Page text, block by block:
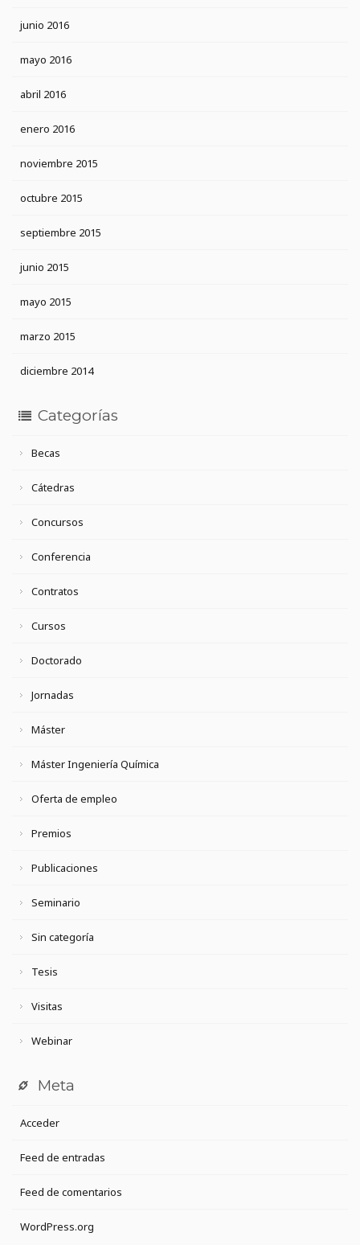
junio 2016
mayo 2016
abril 2016
enero 2016
noviembre 2015
octubre 2015
septiembre 2015
junio 2015
mayo 2015
marzo 2015
diciembre 2014
Categorías
Becas
Cátedras
Concursos
Conferencia
Contratos
Cursos
Doctorado
Jornadas
Máster
Máster Ingeniería Química
Oferta de empleo
Premios
Publicaciones
Seminario
Sin categoría
Tesis
Visitas
Webinar
Meta
Acceder
Feed de entradas
Feed de comentarios
WordPress.org